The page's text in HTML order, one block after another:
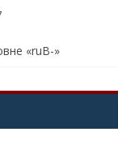
«ruB-»
известного